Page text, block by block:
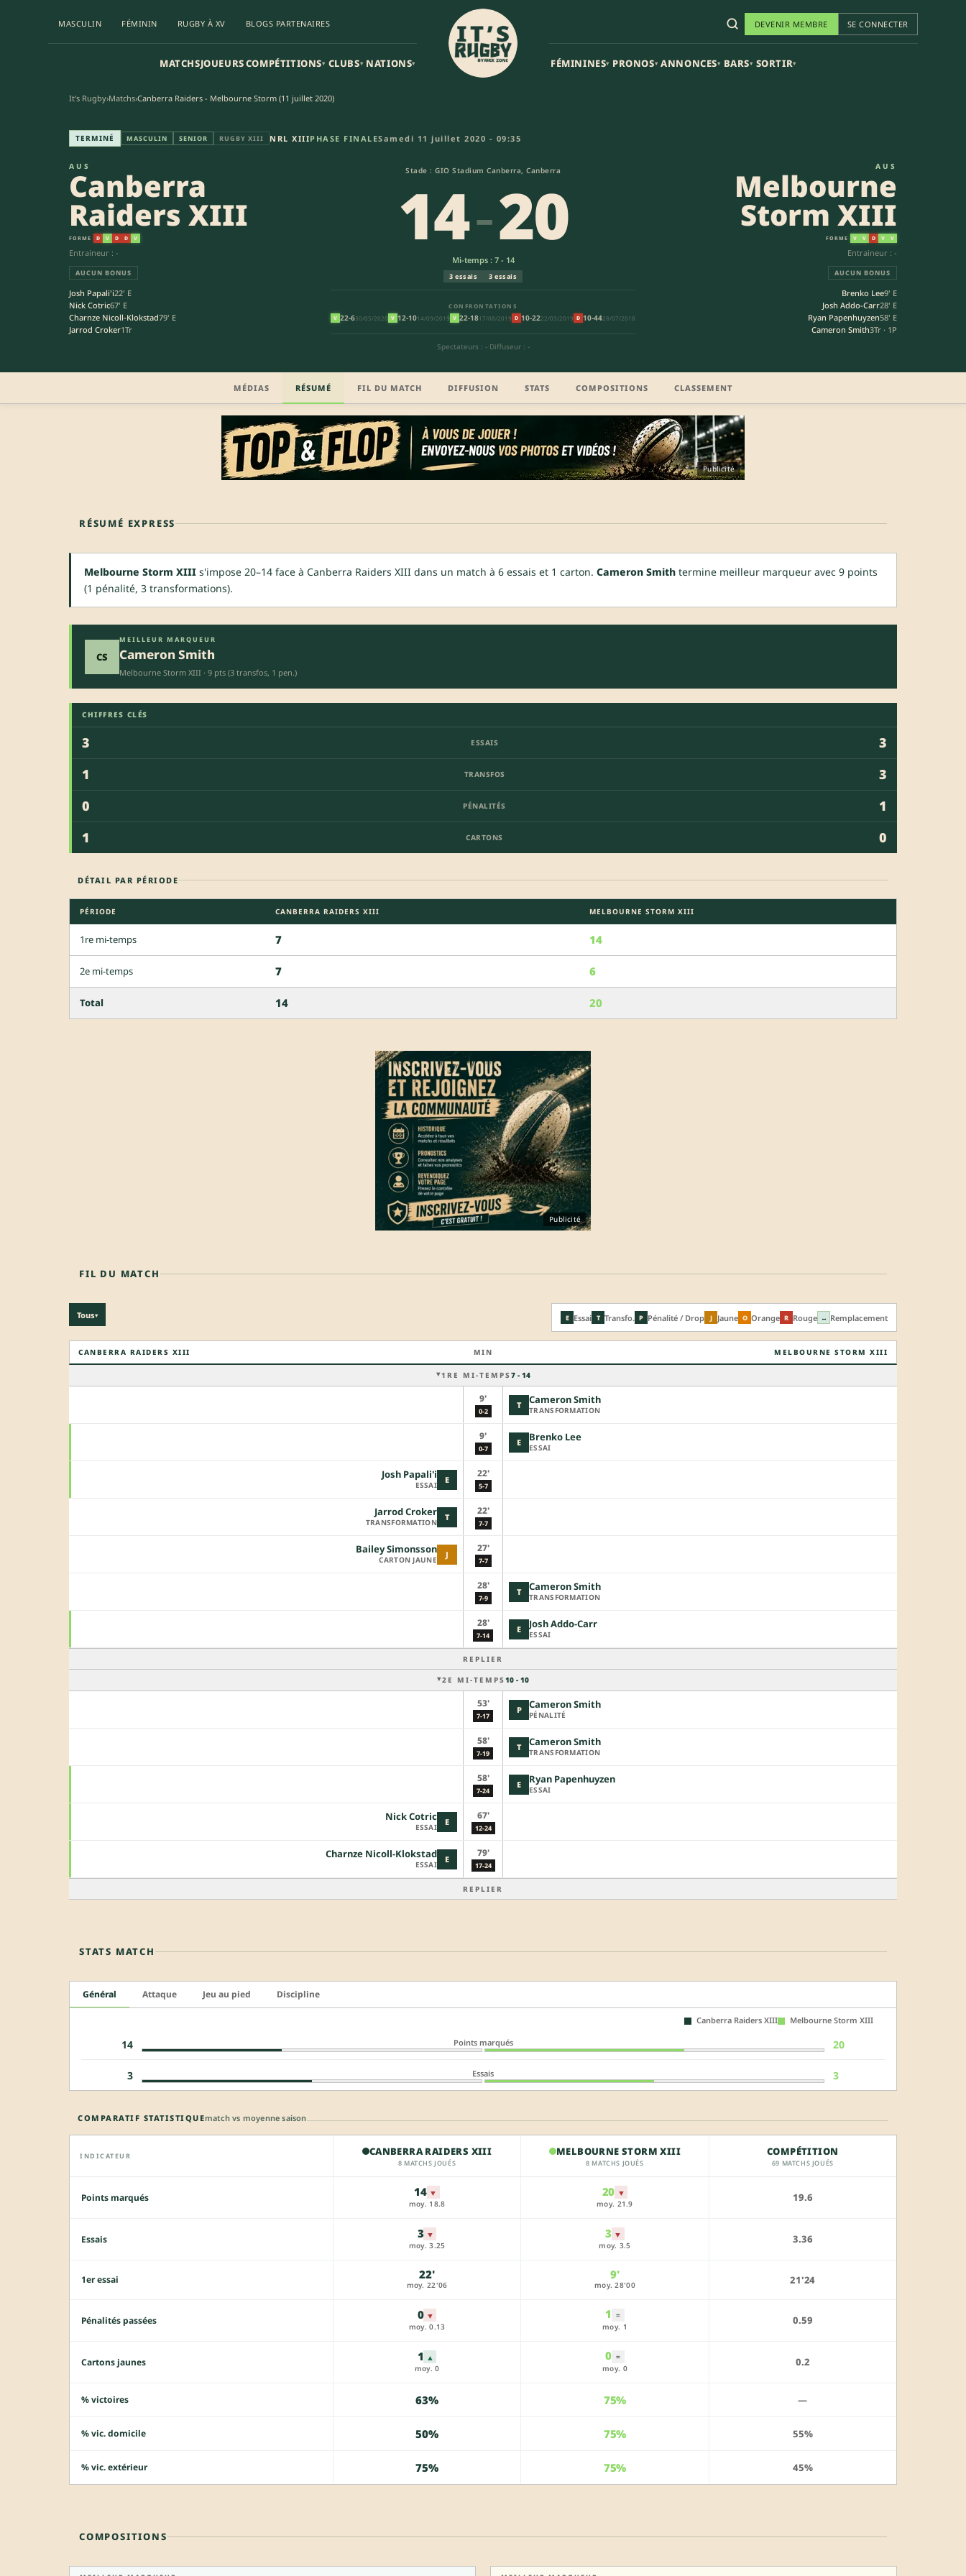
MASCULIN FÉMININ RUGBY À XV BLOGS PARTENAIRES
MATCHSJOUEURSCOMPÉTITIONS▾ CLUBS▾ NATIONS▾
DEVENIR MEMBRE SE CONNECTER
FÉMININES▾ PRONOS▾ ANNONCES▾ BARS▾ SORTIR▾
It's Rugby›Matchs›Canberra Raiders - Melbourne Storm (11 juillet 2020)
Canberra Raiders XIII - Melbourne Storm XIII (14-20) | NRL XIII
TERMINÉ MASCULIN SENIOR RUGBY XIII NRL XIIIPHASE FINALESamedi 11 juillet 2020 - 09:35
AUS
Canberra
Raiders XIII
FORME D V D D V
Entraineur : -
AUCUN BONUS
Josh Papali'i22' E
Nick Cotric67' E
Charnze Nicoll-Klokstad79' E
Jarrod Croker1Tr
Stade : GIO Stadium Canberra, Canberra
14-20
Mi-temps : 7 - 14
3 essais 3 essais
CONFRONTATIONS
V 22-630/05/2020 V 12-1014/09/2019 V 22-1817/08/2019 D 10-2222/03/2019 D 10-4428/07/2018
Spectateurs : -·Diffuseur : -
AUS
Melbourne
Storm XIII
FORME V V D V V
Entraineur : -
AUCUN BONUS
Brenko Lee9' E
Josh Addo-Carr28' E
Ryan Papenhuyzen58' E
Cameron Smith3Tr · 1P
MÉDIAS RÉSUMÉ FIL DU MATCH DIFFUSION STATS COMPOSITIONS CLASSEMENT
Publicité
RÉSUMÉ EXPRESS
Melbourne Storm XIII s'impose 20–14 face à Canberra Raiders XIII dans un match à 6 essais et 1 carton. Cameron Smith termine meilleur marqueur avec 9 points
(1 pénalité, 3 transformations).
CS
MEILLEUR MARQUEUR
Cameron Smith
Melbourne Storm XIII · 9 pts (3 transfos, 1 pen.)
CHIFFRES CLÉS
3 ESSAIS
3
1
TRANSFOS
3
0
PÉNALITÉS
1
1
CARTONS 0
DÉTAIL PAR PÉRIODE
PÉRIODE CANBERRA RAIDERS XIII MELBOURNE STORM XIII
1re mi-temps 7 14
2e mi-temps 7 6
Total 14 20
Publicité
FIL DU MATCH
Tous▾ E Essai T Transfo. P Pénalité / Drop J Jaune O Orange R Rouge ↔ Remplacement
CANBERRA RAIDERS XIII MIN MELBOURNE STORM XIII
1RE MI-TEMPS 7 - 14
9'
0-2
T Cameron Smith
TRANSFORMATION
9'
0-7
E Brenko Lee
ESSAI
E
Josh Papali'i
ESSAI
22'
5-7
T
Jarrod Croker
TRANSFORMATION
22'
7-7
J
Bailey Simonsson
CARTON JAUNE
27'
7-7
28'
7-9
T Cameron Smith
TRANSFORMATION
28'
7-14
E Josh Addo-Carr
ESSAI
REPLIER
2E MI-TEMPS 10 - 10
53'
7-17
P Cameron Smith
PÉNALITÉ
58'
7-19
T Cameron Smith
TRANSFORMATION
58'
7-24
E Ryan Papenhuyzen
ESSAI
E
Nick Cotric
ESSAI
67'
12-24
E
Charnze Nicoll-Klokstad
ESSAI
79'
17-24
REPLIER
STATS MATCH
Général Attaque Jeu au pied Discipline
Canberra Raiders XIII Melbourne Storm XIII
14 Points marqués 20
3 Essais 3
COMPARATIF STATISTIQUEmatch vs moyenne saison
INDICATEUR CANBERRA RAIDERS XIII
8 MATCHS JOUÉS
MELBOURNE STORM XIII
8 MATCHS JOUÉS
COMPÉTITION
69 MATCHS JOUÉS
Points marqués 14 ▼
moy. 18.8
20 ▼
moy. 21.9 19.6
Essais 3 ▼
moy. 3.25
3 ▼
moy. 3.5 3.36
1er essai 22'
moy. 22'06
9'
moy. 28'00 21'24
Pénalités passées 0 ▼
moy. 0.13
1 =
moy. 1
0.59
Cartons jaunes 1 ▲
moy. 0
0 =
moy. 0
0.2
% victoires 63% 75% —
% vic. domicile 50% 75% 55%
% vic. extérieur 75% 75% 45%
COMPOSITIONS